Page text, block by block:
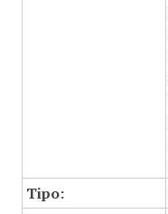
Tipo: